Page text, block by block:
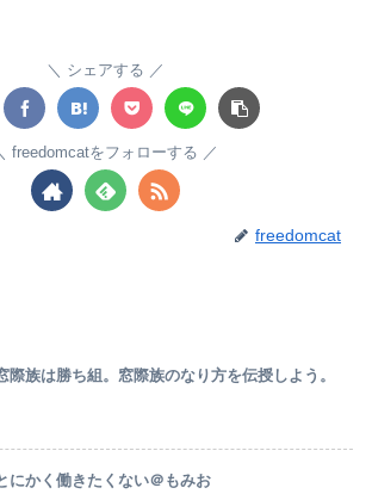
シェアする
freedomcatをフォローする
freedomcat
際族は勝ち組。窓際族のなり方を伝授しよう。
にかく働きたくない＠もみお